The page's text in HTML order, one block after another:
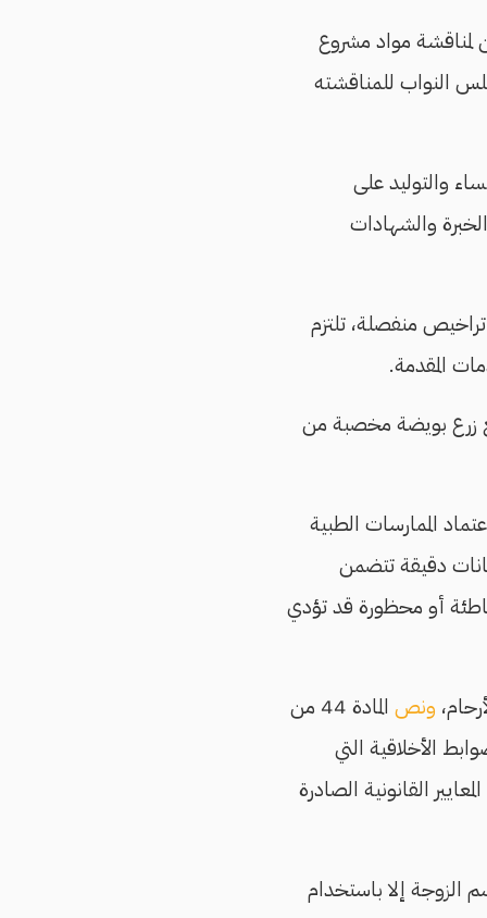
مواد مشروع
النواب للمناقشته
والتوليد على
والشهادات
منفصلة، تلتزم
المقدمة.
زرع بويضة مخصبة من
الممارسات الطبية
دقيقة تتضمن
أو محظورة قد تؤدي
ونص
المادة 44 من
الأخلاقية التي
القانونية الصادرة
جسم الزوجة إلا باستخدام